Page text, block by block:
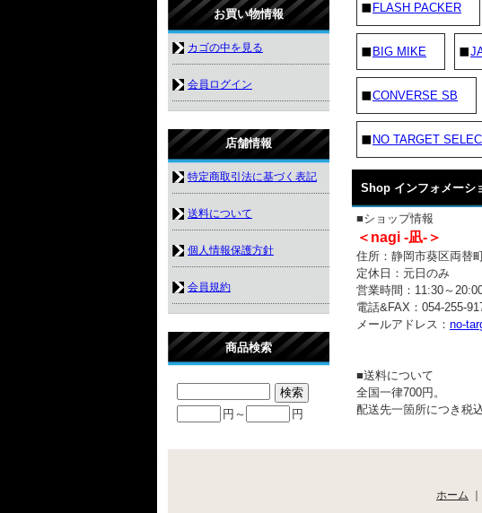
FLASH PACKER
BIG MIKE
CONVERSE SB
NO TARGET
Shop インフォメーシ
■ショップ情報
＜nagi -凪-＞
住所：静岡市葵区両替
定休日：元日のみ
営業時間：11:30～
電話&FAX：054-255-
メールアドレス： no-
■送料について
全国一律700円。
配送先一箇所につき税
お買い物情報
カゴの中を見る
会員ログイン
店舗情報
特定商取引法に基づく表記
送料について
個人情報保護方針
会員規約
商品検索
円～ 円
ホーム ｜